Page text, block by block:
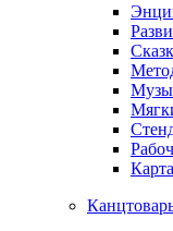
Карта